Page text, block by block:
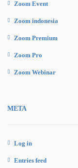
Zoom Event
Zoom indonesia
Zoom Premium
Zoom Pro
Zoom Webinar
META
Log in
Entries feed